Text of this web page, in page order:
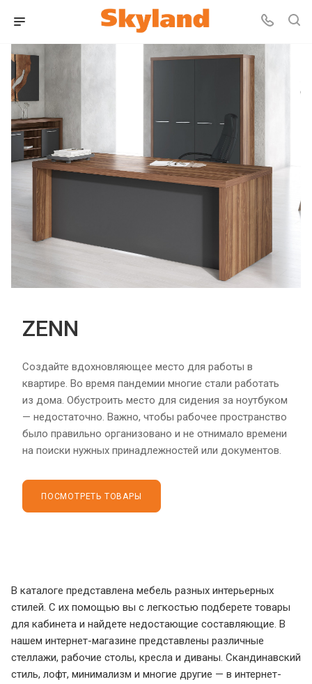
ZENN
Создайте вдохновляющее место для работы в
квартире. Во время пандемии многие стали работать
из дома. Обустроить место для сидения за ноутбуком
— недостаточно. Важно, чтобы рабочее пространство
было правильно организовано и не отнимало времени
на поиски нужных принадлежностей или документов.
ПОСМОТРЕТЬ ТОВАРЫ
В каталоге представлена мебель разных интерьерных
стилей. С их помощью вы с легкостью подберете товары
для кабинета и найдете недостающие составляющие. В
нашем интернет-магазине представлены различные
стеллажи, рабочие столы, кресла и диваны. Скандинавский
стиль, лофт, минимализм и многие другие — в интернет-